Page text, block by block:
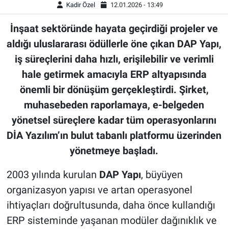
Kadir Özel 12.01.2026 - 13:49
İnşaat sektöründe hayata geçirdiği projeler ve
aldığı uluslararası ödüllerle öne çıkan DAP Yapı,
iş süreçlerini daha hızlı, erişilebilir ve verimli
hale getirmek amacıyla ERP altyapısında
önemli bir dönüşüm gerçekleştirdi. Şirket,
muhasebeden raporlamaya, e-belgeden
yönetsel süreçlere kadar tüm operasyonlarını
DİA Yazılım’ın bulut tabanlı platformu üzerinden
yönetmeye başladı.
2003 yılında kurulan DAP Yapı, büyüyen
organizasyon yapısı ve artan operasyonel
ihtiyaçları doğrultusunda, daha önce kullandığı
ERP sisteminde yaşanan modüler dağınıklık ve